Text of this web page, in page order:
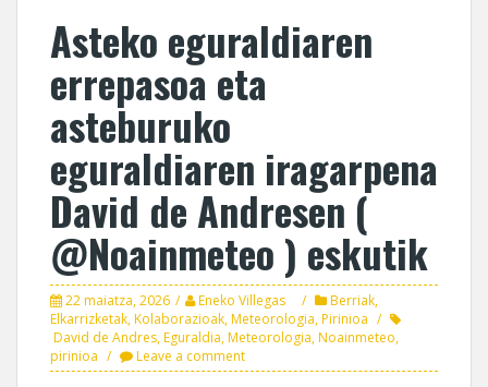
Asteko eguraldiaren
errepasoa eta
asteburuko
eguraldiaren iragarpena
David de Andresen (
@Noainmeteo ) eskutik
22 maiatza, 2026 Eneko Villegas Berriak,
Elkarrizketak,Kolaborazioak,Meteorologia,Pirinioa
David de Andres,Eguraldia,Meteorologia,Noainmeteo,
pirinioa
Leave a comment